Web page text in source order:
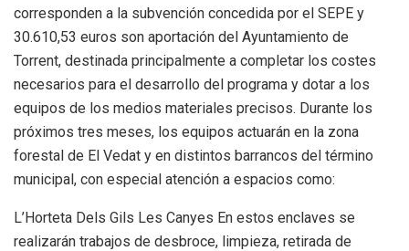
corresponden a la subvención concedida por el SEPE y
30.610,53 euros son aportación del Ayuntamiento de
Torrent, destinada principalmente a completar los costes
necesarios para el desarrollo del programa y dotar a los
equipos de los medios materiales precisos. Durante los
próximos tres meses, los equipos actuarán en la zona
forestal de El Vedat y en distintos barrancos del término
municipal, con especial atención a espacios como:
L’Horteta Dels Gils Les Canyes En estos enclaves se
realizarán trabajos de desbroce, limpieza, retirada de